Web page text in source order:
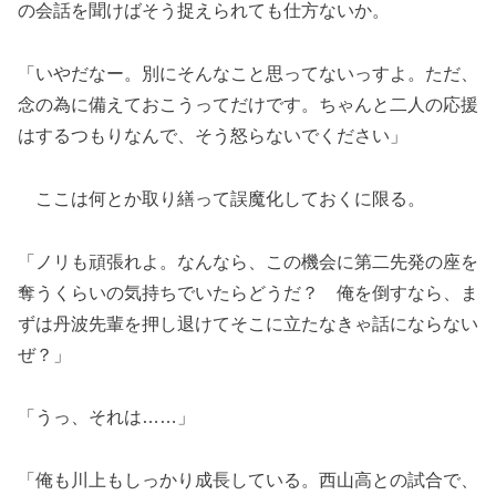
の会話を聞けばそう捉えられても仕方ないか。
「いやだなー。別にそんなこと思ってないっすよ。ただ、
念の為に備えておこうってだけです。ちゃんと二人の応援
はするつもりなんで、そう怒らないでください」
ここは何とか取り繕って誤魔化しておくに限る。
「ノリも頑張れよ。なんなら、この機会に第二先発の座を
奪うくらいの気持ちでいたらどうだ？ 俺を倒すなら、ま
ずは丹波先輩を押し退けてそこに立たなきゃ話にならない
ぜ？」
「うっ、それは……」
「俺も川上もしっかり成長している。西山高との試合で、